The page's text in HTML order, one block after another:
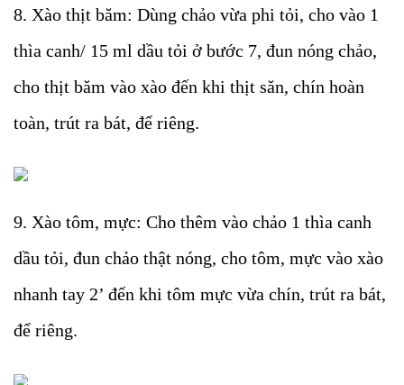
8. Xào thịt băm: Dùng chảo vừa phi tỏi, cho vào 1
thìa canh/ 15 ml dầu tỏi ở bước 7, đun nóng chảo,
cho thịt băm vào xào đến khi thịt săn, chín hoàn
toàn, trút ra bát, để riêng.
9. Xào tôm, mực: Cho thêm vào chảo 1 thìa canh
dầu tỏi, đun chảo thật nóng, cho tôm, mực vào xào
nhanh tay 2’ đến khi tôm mực vừa chín, trút ra bát,
để riêng.